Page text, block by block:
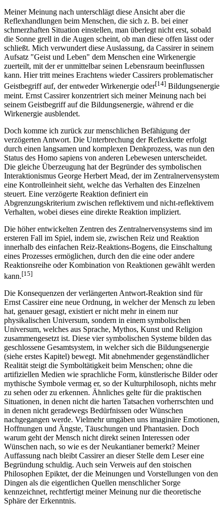
Meiner Meinung nach unterschlägt diese Ansicht aber die
Reflexhandlungen beim Menschen, die sich z. B. bei einer
schmerzhaften Situation einstellen, man überlegt nicht erst, sobald
die Sonne grell in die Augen scheint, ob man diese offen lässt oder
schließt. Mich verwundert diese Auslassung, da Cassirer in seinem
Aufsatz "Geist und Leben" dem Menschen eine Wirkenergie
zuerteilt, mit der er unmittelbar seinen Lebensraum beeinflussen
kann. Hier tritt meines Erachtens wieder Cassirers problematischer
Geistbegriff auf, der entweder Wirkenergie oder[14] Bildungsenergie
meint. Ernst Cassirer konzentriert sich meiner Meinung nach bei
seinem Geistbegriff auf die Bildungsenergie, während er die
Wirkenergie ausblendet.
Doch komme ich zurück zur menschlichen Befähigung der
verzögerten Antwort. Die Unterbrechung der Reflexkette erfolgt
durch einen langsamen und komplexen Denkprozess, was nun den
Status des Homo sapiens von anderen Lebewesen unterscheidet.
Die gleiche Überzeugung hat der Begründer des symbolischen
Interaktionismus George Herbert Mead, der im Zentralnervensystem
eine Kontrolleinheit sieht, welche das Verhalten des Einzelnen
steuert. Eine verzögerte Reaktion definiert ein
Abgrenzungskriterium zwischen reflektivem und nicht-reflektivem
Verhalten, wobei dieses eine direkte Reaktion impliziert.
Die höher entwickelten Zentren des Zentralnervensystems sind im
ersteren Fall im Spiel, indem sie, zwischen Reiz und Reaktion
innerhalb des einfachen Reiz-Reaktions-Bogens, die Einschaltung
eines Prozesses ermöglichen, durch den die eine oder andere
Reaktionsreihe oder Kombination von Reaktionen gewählt werden
kann.[15]
Die Konsequenzen der verlängerten Antwort-Reaktion sind für
Ernst Cassirer eine neue Ordnung, in welcher der Mensch zu leben
hat, genauer gesagt, existiert er nicht mehr in einem nur
physikalischen Universum, sondern in einem symbolischen
Universum, welches aus Sprache, Mythos, Kunst und Religion
zusammengesetzt ist. Diese vier symbolischen Systeme bilden das
geschlossene Gesamtsystem, in welcher sich die Bildungsenergie
(siehe erstes Kapitel) bewegt. Mit abnehmender gegenständlicher
Realität steigt die Symboltätigkeit beim Menschen; ohne die
artifiziellen Medien wie sprachliche Form, künstlerische Bilder oder
mythische Symbole vermag er, so der Kulturphilosoph, nichts mehr
zu sehen oder zu erkennen. Ähnliches gelte für die praktischen
Situationen, in denen nicht die harten Tatsachen vorherrschten und
in denen nicht geradewegs Bedürfnissen oder Wünschen
nachgegangen werde. Vielmehr umgäben uns imaginäre Emotionen,
Hoffnungen und Ängste, Täuschungen und Phantasien. Doch
warum geht der Mensch nicht direkt seinen Interessen oder
Wünschen nach, so wie es der Neukantianer bemerkt? Meiner
Auffassung nach bleibt Cassirer an dieser Stelle dem Leser eine
Begründung schuldig. Auch sein Verweis auf den stoischen
Philosophen Epiktet, der die Meinungen und Vorstellungen von den
Dingen als die eigentlichen Quellen menschlicher Sorge
kennzeichnet, rechtfertigt meiner Meinung nur die theoretische
Sphäre der Erkenntnis.